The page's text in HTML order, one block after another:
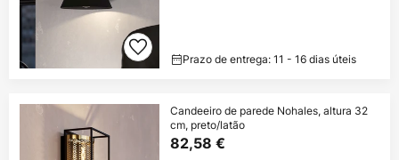
Prazo de entrega: 11 - 16 dias úteis
Candeeiro de parede Nohales, altura 32
cm, preto/latão
82,58 €